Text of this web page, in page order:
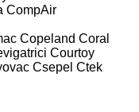
CompAir
Copeland Coral
Courtoy
Csepel Ctek